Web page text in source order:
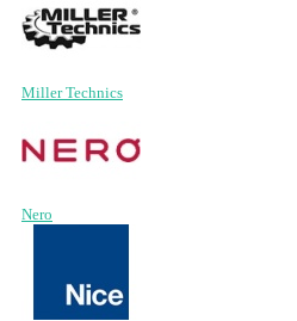
Miller Technics
Nero